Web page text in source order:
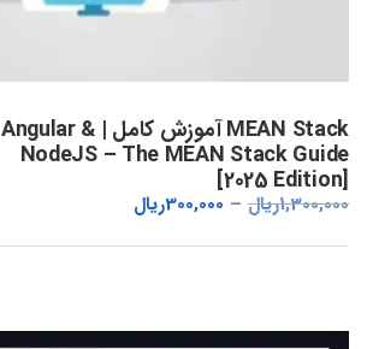
MEAN Stack آموزش کامل | Angular &
NodeJS – The MEAN Stack Guide
[2025 Edition]
1,300,000ریال 300,000ریال